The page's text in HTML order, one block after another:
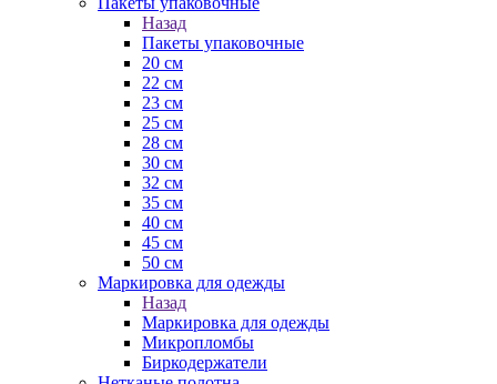
Назад
Пакеты упаковочные
20 см
22 см
23 см
25 см
28 см
30 см
32 см
35 см
40 см
45 см
50 см
Маркировка для одежды
Назад
Маркировка для одежды
Микропломбы
Биркодержатели